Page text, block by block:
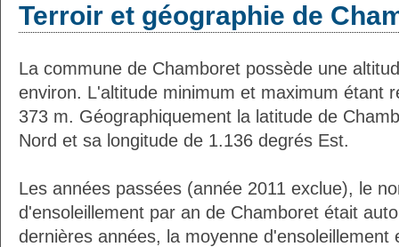
Terroir et géographie de
La commune de Chamboret possède une
environ. L'altitude minimum et maximum étant
373 m. Géographiquement la latitude de
Nord et sa longitude de 1.136 degrés Est.
Les années passées (année 2011 exclue), le
d'ensoleillement par an de Chamboret était
dernières années, la moyenne d'ensoleillement